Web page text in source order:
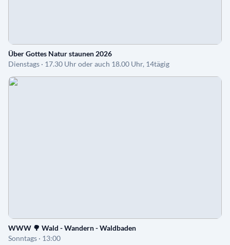
Über Gottes Natur staunen 2026
Dienstags · 17.30 Uhr oder auch 18.00 Uhr, 14tägig
WWW 🌳 Wald - Wandern - Waldbaden
Sonntags · 13:00